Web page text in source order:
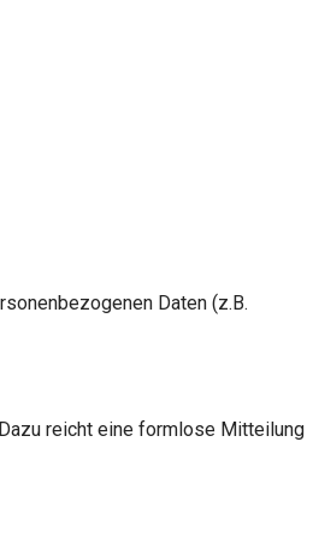
Daten (z.B.
reicht eine formlose Mitteilung